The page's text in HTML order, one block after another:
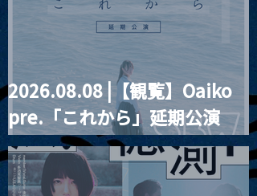
2026.08.08 |【観覧】Oaiko
pre.「これから」延期公演
Blurred City Lights × 17歳
とベルリンの壁